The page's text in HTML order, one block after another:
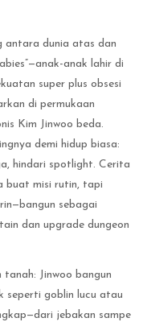
antara dunia atas dan
anak lahir di
super plus obsesi
di permukaan
Kim Jinwoo beda.
demi hidup biasa:
hindari spotlight. Cerita
buat misi rutin, tapi
sebagai
dan upgrade dungeon
Jinwoo bangun
seperti goblin lucu atau
jebakan sampe